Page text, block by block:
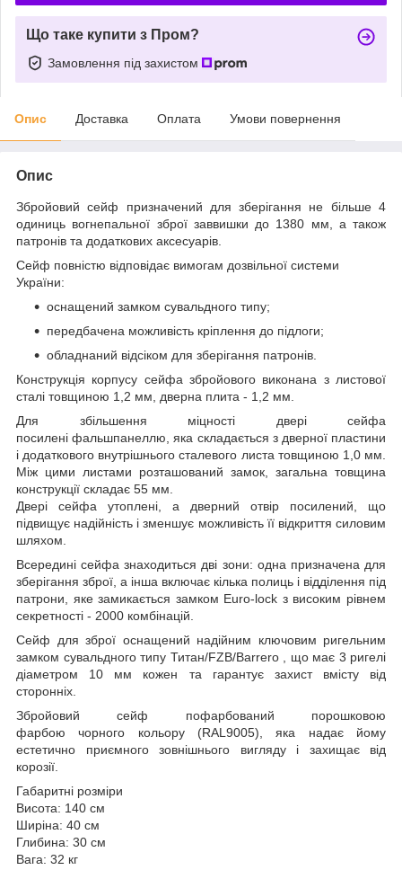
Що таке купити з Пром?
Замовлення під захистом
Опис Доставка Оплата Умови повернення
Опис
Збройовий сейф призначений для зберігання не більше 4
одиниць вогнепальної зброї заввишки до 1380 мм, а також
патронів та додаткових аксесуарів.
Сейф повністю відповідає вимогам дозвільної системи
України:
оснащений замком сувальдного типу;
передбачена можливість кріплення до підлоги;
обладнаний відсіком для зберігання патронів.
Конструкція корпусу сейфа збройового виконана з листової
сталі товщиною 1,2 мм, дверна плита - 1,2 мм.
Для збільшення міцності двері сейфа
посилені фальшпанеллю, яка складається з дверної пластини
і додаткового внутрішнього сталевого листа товщиною 1,0 мм.
Між цими листами розташований замок, загальна товщина
конструкції складає 55 мм.
Двері сейфа утоплені, а дверний отвір посилений, що
підвищує надійність і зменшує можливість її відкриття силовим
шляхом.
Всередині сейфа знаходиться дві зони: одна призначена для
зберігання зброї, а інша включає кілька полиць і відділення під
патрони, яке замикається замком Euro-lock з високим рівнем
секретності - 2000 комбінацій.
Сейф для зброї оснащений надійним ключовим ригельним
замком сувальдного типу Титан/FZB/Barrero , що має 3 ригелі
діаметром 10 мм кожен та гарантує захист вмісту від
сторонніх.
Збройовий сейф пофарбований порошковою
фарбою чорного кольору (RAL9005), яка надає йому
естетично приємного зовнішнього вигляду і захищає від
корозії.
Габаритні розміри
Висота: 140 см
Ширіна: 40 см
Глибина: 30 см
Вага: 32 кг